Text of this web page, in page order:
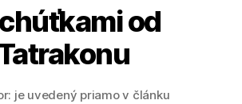
od
je uvedený priamo v článku